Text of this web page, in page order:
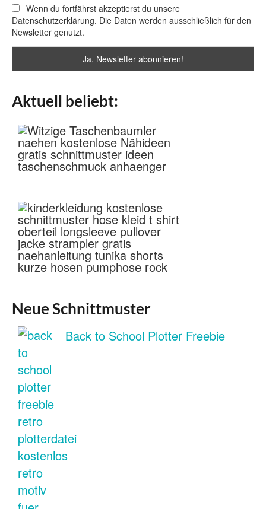
Wenn du fortfährst akzeptierst du unsere
Datenschutzerklärung. Die Daten werden ausschließlich für den
Newsletter genutzt.
Aktuell beliebt:
Neue Schnittmuster
Back to School Plotter Freebie